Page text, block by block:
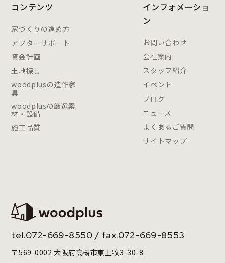
コンテンツ
家づくりの進め方
アフターサポート
資金計画
土地探し
woodplusの造作家
具
woodplusの厳選素
材・設備
施工品質
インフォメーショ
ン
お問い合わせ
会社案内
スタッフ紹介
イベント
ブログ
ニュース
よくあるご質問
サイトマップ
tel.072-669-8550 / fax.072-669-8553
〒569-0002 大阪府高槻市東上牧3-30-8